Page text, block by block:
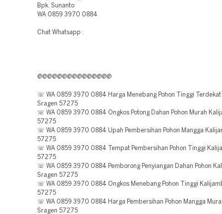
Bpk. Sunanto
WA 0859 3970 0884
Chat Whatsapp :
@@@@@@@@@@@@@@@
☏ WA 0859 3970 0884 Harga Menebang Pohon Tinggi Terdekat
Sragen 57275
☏ WA 0859 3970 0884 Ongkos Potong Dahan Pohon Murah
57275
☏ WA 0859 3970 0884 Upah Pembersihan Pohon Mangga
57275
☏ WA 0859 3970 0884 Tempat Pembersihan Pohon Tinggi
57275
☏ WA 0859 3970 0884 Pemborong Penyiangan Dahan Pohon
Sragen 57275
☏ WA 0859 3970 0884 Ongkos Menebang Pohon Tinggi
57275
☏ WA 0859 3970 0884 Harga Pembersihan Pohon Mangga
Sragen 57275